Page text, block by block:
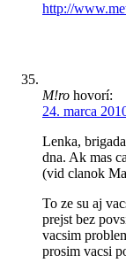
http://
M!ro hovorí:
24. marca
Lenka,
dna. Ak mas
(vid clanok
To ze su aj
prejst bez
vacsim
prosim vacsi